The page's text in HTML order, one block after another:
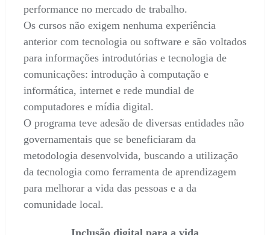
performance no mercado de trabalho.
Os cursos não exigem nenhuma experiência
anterior com tecnologia ou software e são voltados
para informações introdutórias e tecnologia de
comunicações: introdução à computação e
informática, internet e rede mundial de
computadores e mídia digital.
O programa teve adesão de diversas entidades não
governamentais que se beneficiaram da
metodologia desenvolvida, buscando a utilização
da tecnologia como ferramenta de aprendizagem
para melhorar a vida das pessoas e a da
comunidade local.